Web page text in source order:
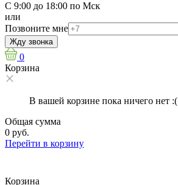
С 9:00 до 18:00 по Мск
или
Позвоните мне
Жду звонка
0
Корзина
В вашей корзине пока ничего нет :(
Общая сумма
0 руб.
Перейти в корзину
Корзина